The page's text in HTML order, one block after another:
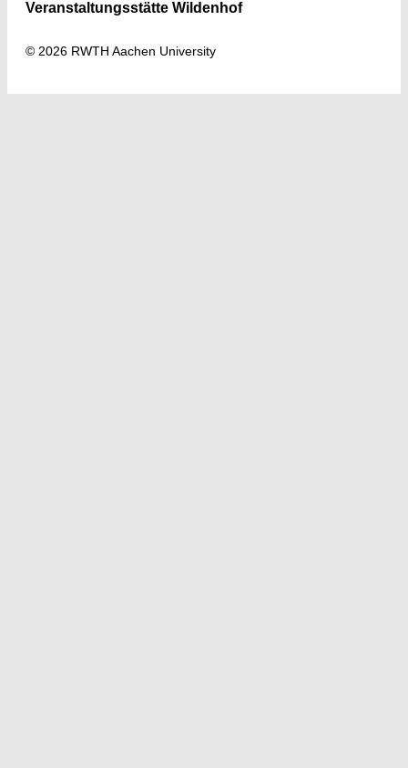
Veranstaltungsstätte Wildenhof
© 2026 RWTH Aachen University